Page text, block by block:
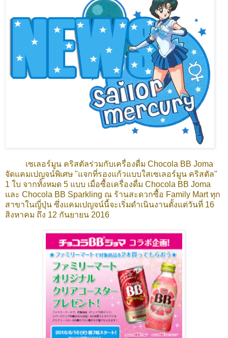
เซเลอร์มูน คริสตัลร่วมกับเครื่องดื่ม Chocola BB Joma
จัดแคมเปญจน์พิเศษ "แจกที่รองแก้วแบบใสเซเลอร์มูน คริสตัล"
1 ใบ จากทั้งหมด 5 แบบ เมื่อซื้อเครื่องดื่ม Chocola BB Joma
และ Chocola BB Sparkling ณ ร้านสะดวกซื้อ Family Mart ทุก
สาขาในญี่ปุ่น ซึ่งแคมเปญจน์นี้จะเริ่มดำเนินงานตั้งแต่วันที่ 16
สิงหาคม ถึง 12 กันยายน 2016